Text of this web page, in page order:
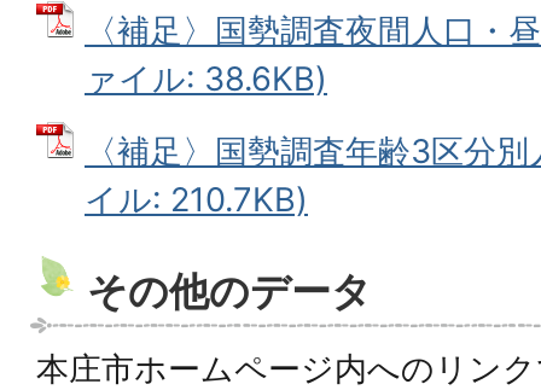
〈補足〉国勢調査夜間人口・
ァイル: 38.6KB)
〈補足〉国勢調査年齢3区分
イル: 210.7KB)
その他のデータ
本庄市ホームページ内へのリン